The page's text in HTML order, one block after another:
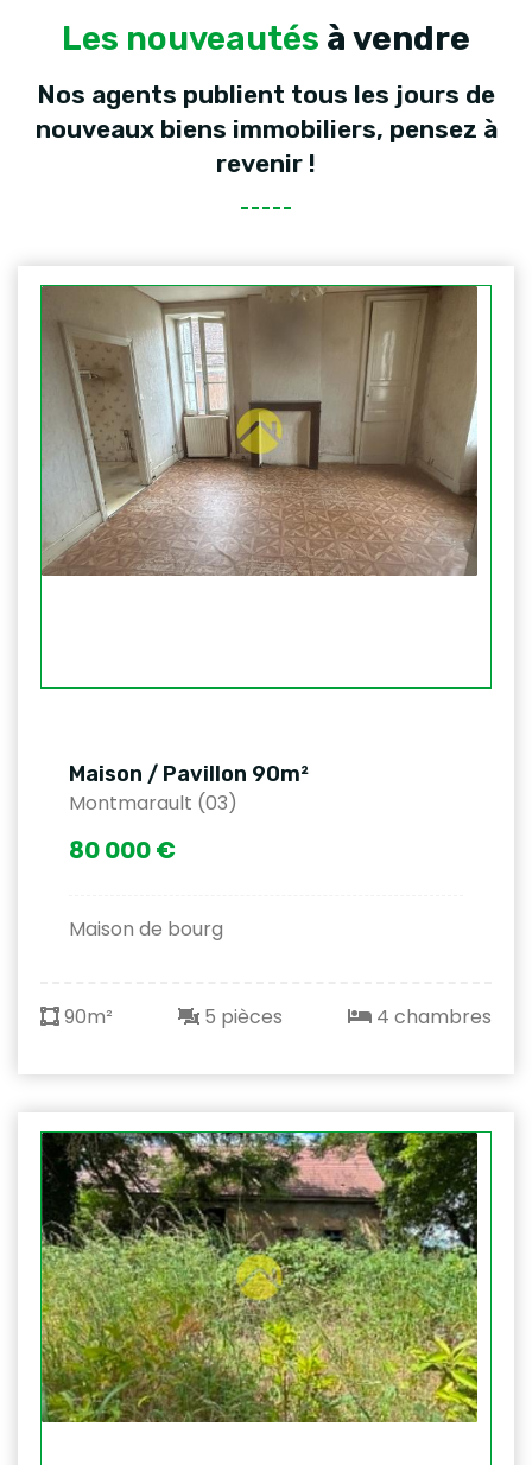
Les nouveautés à vendre
Nos agents publient tous les jours de
nouveaux biens immobiliers, pensez à
revenir !
Maison / Pavillon 90m²
Montmarault (03)
80 000 €
Maison de bourg
90m² 5 pièces 4 chambres